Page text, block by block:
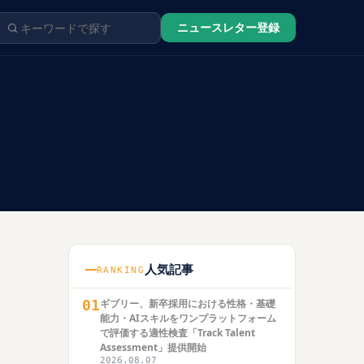
ニュースレター登録
RANKING 人気記事
01ギブリー、新卒採用における性格・基礎
能力・AIスキルをワンプラットフォーム
で評価する適性検査「Track Talent
Assessment」提供開始
2026.08.07